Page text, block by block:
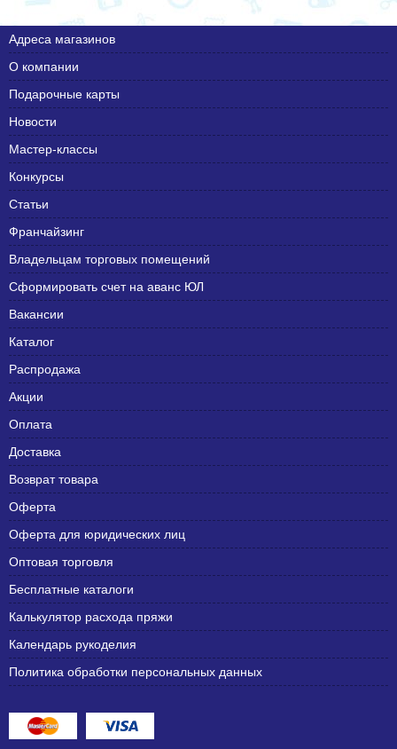
Адреса магазинов
О компании
Подарочные карты
Новости
Мастер-классы
Конкурсы
Статьи
Франчайзинг
Владельцам торговых помещений
Сформировать счет на аванс ЮЛ
Вакансии
Каталог
Распродажа
Акции
Оплата
Доставка
Возврат товара
Оферта
Оферта для юридических лиц
Оптовая торговля
Бесплатные каталоги
Калькулятор расхода пряжи
Календарь рукоделия
Политика обработки персональных данных